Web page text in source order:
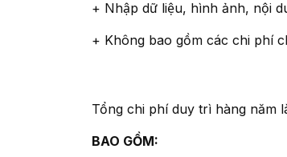
+ Nhập dữ liệu, hình ảnh, nội
+ Không bao gồm các chi phí
Tổng chi phí duy trì hàng năm
BAO GỒM: